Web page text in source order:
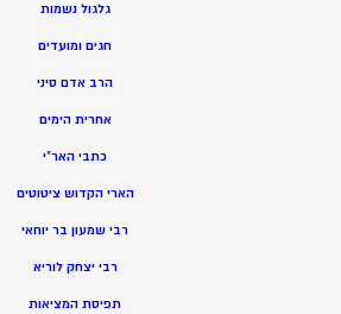
גלגול נשמות
חגים ומועדים
הרב אדם סיני
אחרית הימים
כתבי האר”י
הארי הקדוש ציטוטים
רבי שמעון בר יוחאי
רבי יצחק לוריא
תפיסת המציאות